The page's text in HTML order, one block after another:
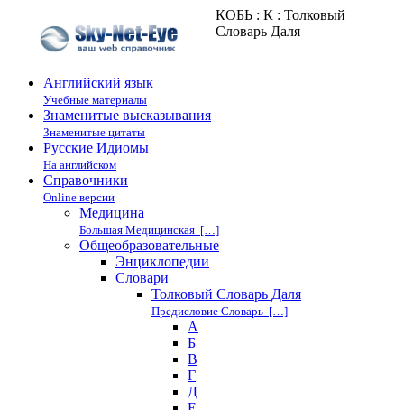
КОБЬ : К : Толковый
Словарь Даля
Английский язык
Учебные материалы
Знаменитые высказывания
Знаменитые цитаты
Русские Идиомы
На английском
Справочники
Online версии
Медицина
Большая Медицинская […]
Общеобразовательные
Энциклопедии
Cловари
Толковый Словарь Даля
Предисловие Словарь […]
А
Б
В
Г
Д